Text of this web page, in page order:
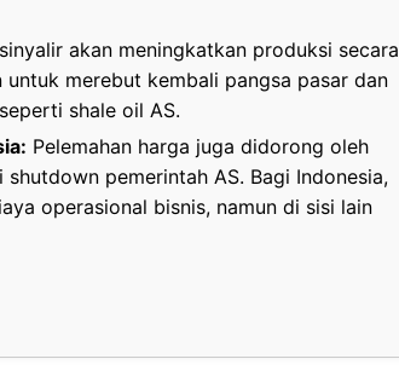
akan meningkatkan produksi secara
merebut kembali pangsa pasar dan
shale oil AS.
Pelemahan harga juga didorong oleh
pemerintah AS. Bagi Indonesia,
operasional bisnis, namun di sisi lain